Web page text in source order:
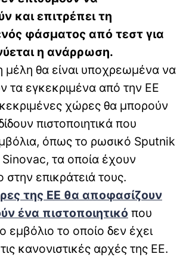
και επιτρέπει τη
φάσματος από τεστ για
η ανάρρωση.
μέλη θα είναι υποχρεωμένα να
τα εγκεκριμένα από την ΕΕ
χώρες θα μπορούν
πιστοποιητικά που
όπως το ρωσικό Sputnik
Sinovac, τα οποία έχουν
στην επικράτειά τους.
της ΕΕ θα αποφασίζουν
ένα πιστοποιητικό που
εμβόλιο το οποίο δεν έχει
κανονιστικές αρχές της ΕΕ.